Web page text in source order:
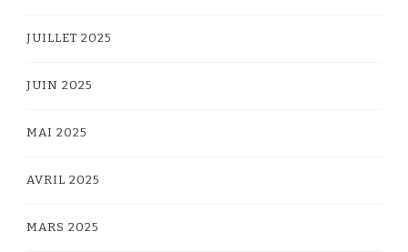
JUILLET 2025
JUIN 2025
MAI 2025
AVRIL 2025
MARS 2025